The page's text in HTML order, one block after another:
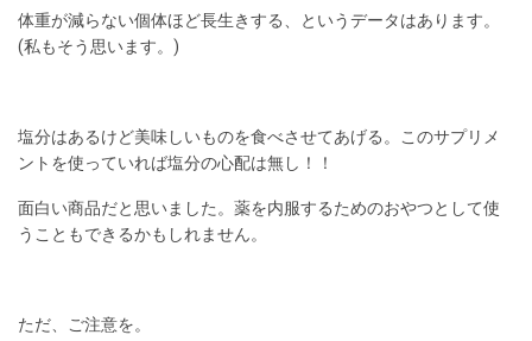
体重が減らない個体ほど長生きする、というデータはあります。
(私もそう思います。)
塩分はあるけど美味しいものを食べさせてあげる。このサプリメ
ントを使っていれば塩分の心配は無し！！
面白い商品だと思いました。薬を内服するためのおやつとして使
うこともできるかもしれません。
ただ、ご注意を。